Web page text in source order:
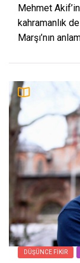
Mehmet
kahramanlık
Marşı’nın
DÜŞÜNCE FIKIR